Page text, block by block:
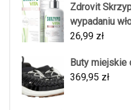
Zdrovit
wypadaniu
26,99 zł
Buty miejskie
369,95 zł